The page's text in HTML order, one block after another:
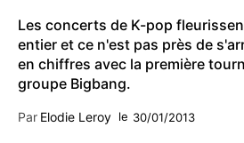
Les concerts de K-pop
entier et ce n'est pas près de
en chiffres avec la première
groupe Bigbang.
Par Elodie Leroy le 30/01/2013